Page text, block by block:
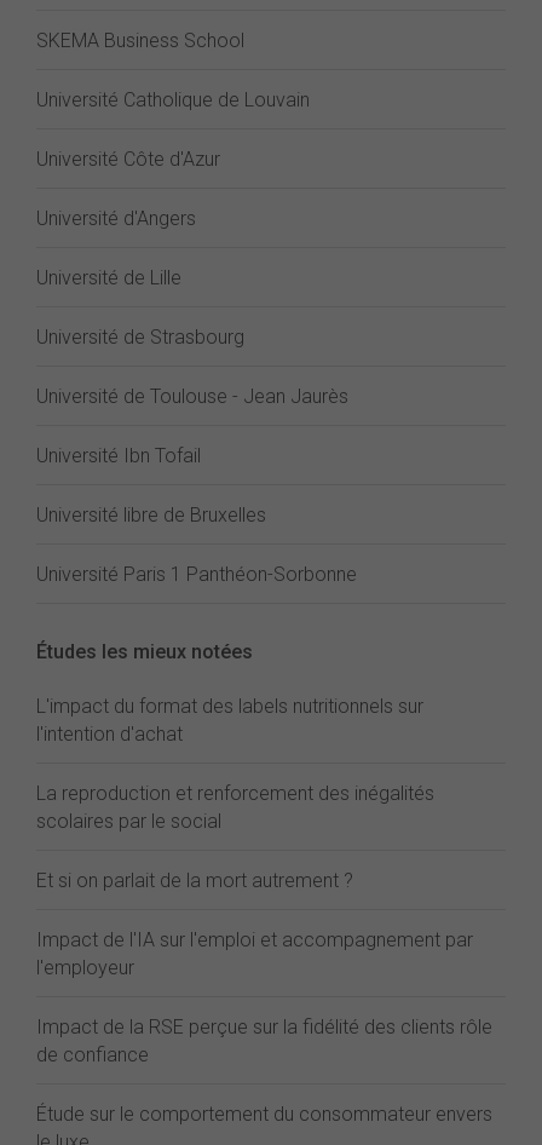
SKEMA Business School
Université Catholique de Louvain
Université Côte d'Azur
Université d'Angers
Université de Lille
Université de Strasbourg
Université de Toulouse - Jean Jaurès
Université Ibn Tofail
Université libre de Bruxelles
Université Paris 1 Panthéon-Sorbonne
Études les mieux notées
L'impact du format des labels nutritionnels sur
l'intention d'achat
La reproduction et renforcement des inégalités
scolaires par le social
Et si on parlait de la mort autrement ?
Impact de l'IA sur l'emploi et accompagnement par
l'employeur
Impact de la RSE perçue sur la fidélité des clients rôle
de confiance
Étude sur le comportement du consommateur envers